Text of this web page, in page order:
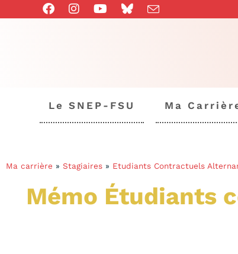
Le SNEP-FSU Ma
Ma carrière » Stagiaires » Etudiants Contractuels
Mémo Étudiants